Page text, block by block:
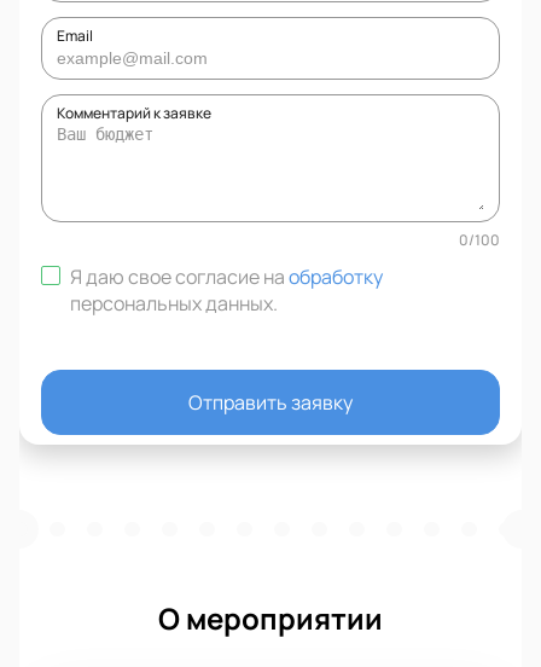
Email
Комментарий к заявке
0/100
Я даю свое согласие наобработку
персональных данных.
Отправить заявку
О мероприятии